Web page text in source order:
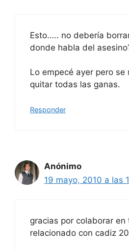
Esto….. no debería
donde habla del
Lo empecé ayer pero se
quitar todas las ganas.
Responder
Anónimo
19 mayo, 2010 a las
gracias por colaborar en
relacionado con cadiz